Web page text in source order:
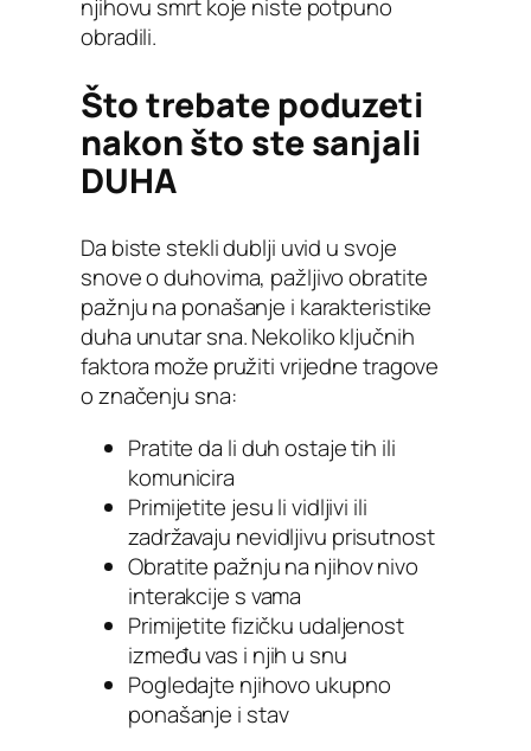
njihovu smrt koje niste potpuno
obradili.
Što trebate poduzeti
nakon što ste sanjali
DUHA
Da biste stekli dublji uvid u svoje
snove o duhovima, pažljivo obratite
pažnju na ponašanje i karakteristike
duha unutar sna. Nekoliko ključnih
faktora može pružiti vrijedne tragove
o značenju sna:
Pratite da li duh ostaje tih ili
komunicira
Primijetite jesu li vidljivi ili
zadržavaju nevidljivu prisutnost
Obratite pažnju na njihov nivo
interakcije s vama
Primijetite fizičku udaljenost
između vas i njih u snu
Pogledajte njihovo ukupno
ponašanje i stav